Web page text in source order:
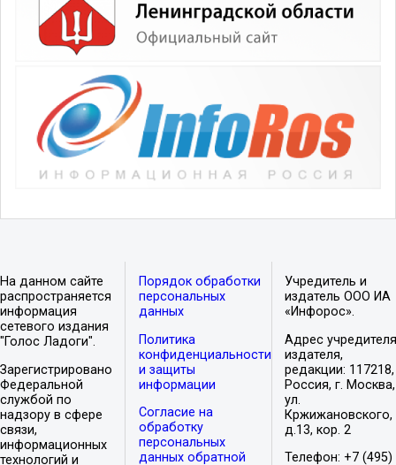
На данном сайте
распространяется
информация
сетевого издания
"Голос Ладоги".
Зарегистрировано
Федеральной
службой по
надзору в сфере
связи,
информационных
технологий и
Порядок обработки
персональных
данных
Политика
конфиденциальности
и защиты
информации
Согласие на
обработку
персональных
данных обратной
Учредитель и
издатель ООО ИА
«Инфорос».
Адрес
издателя,
редакции: 117218,
Россия, г. Москва,
ул.
Кржижановского,
д.13, кор. 2
Телефон: +7 (495)